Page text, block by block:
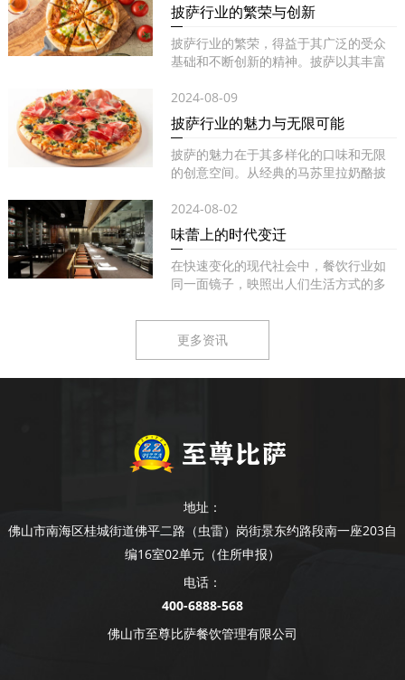
披萨行业的繁荣与创新
披萨行业的繁荣，得益于其广泛的受众
基础和不断创新的精神。披萨以其丰富
2024-08-09
披萨行业的魅力与无限可能
披萨的魅力在于其多样化的口味和无限
的创意空间。从经典的马苏里拉奶酪披
2024-08-02
味蕾上的时代变迁
在快速变化的现代社会中，餐饮行业如
同一面镜子，映照出人们生活方式的多
更多资讯
地址：
佛山市南海区桂城街道佛平二路（虫雷）岗街景东约路段南一座203自
编16室02单元（住所申报）
电话：
400-6888-568
佛山市至尊比萨餐饮管理有限公司